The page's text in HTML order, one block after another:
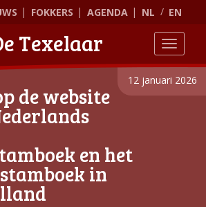
FOKKERS AGENDA NL EN
Texelaar
12 januari 2026
de website
en het
in